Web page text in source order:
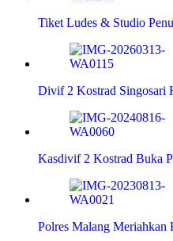
Tiket Ludes & Studio
Divif 2 Kostrad Singosari
Kasdivif 2 Kostrad Buka
Polres Malang